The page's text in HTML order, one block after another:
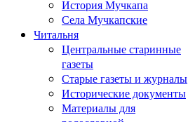
История Мучкапа
Села Мучкапские
Читальня
Центральные старинные
газеты
Старые газеты и журналы
Исторические документы
Материалы для